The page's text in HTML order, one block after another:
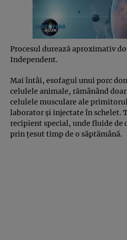
Procesul durează aproximativ
Independent.
Mai întâi, esofagul unui porc
celulele animale, rămânând
celulele musculare ale
laborator și injectate în schelet.
recipient special, unde fluide de
prin țesut timp de o săptămână.